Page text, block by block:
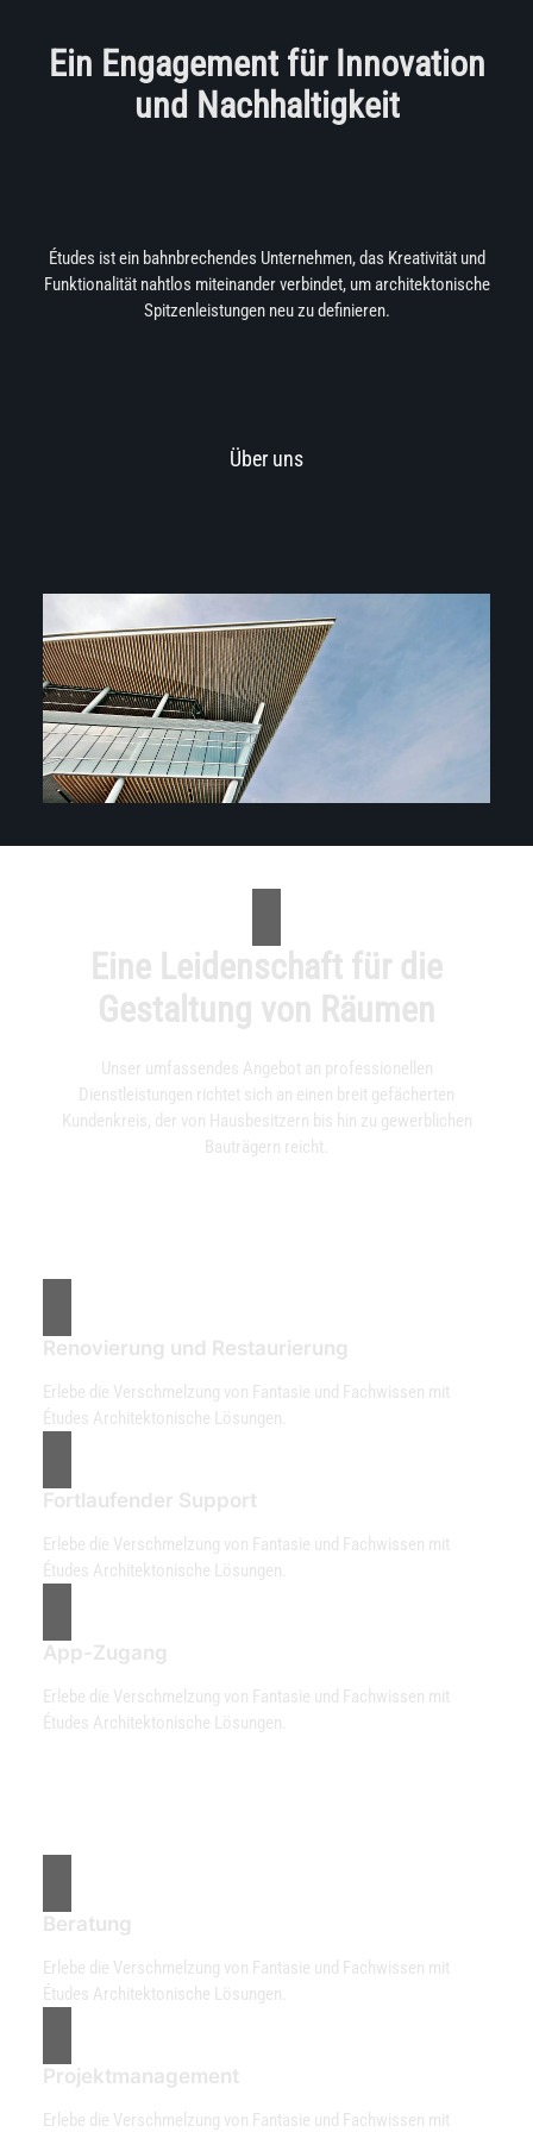
springenEin Engagement für Innovation
und Nachhaltigkeit
Études ist ein bahnbrechendes Unternehmen, das Kreativität und
Funktionalität nahtlos miteinander verbindet, um architektonische
Spitzenleistungen neu zu definieren.
Über uns
Eine Leidenschaft für die
Gestaltung von Räumen
Unser umfassendes Angebot an professionellen
Dienstleistungen richtet sich an einen breit gefächerten
Kundenkreis, der von Hausbesitzern bis hin zu gewerblichen
Bauträgern reicht.
Renovierung und Restaurierung
Erlebe die Verschmelzung von Fantasie und Fachwissen mit
Études Architektonische Lösungen.
Fortlaufender Support
Erlebe die Verschmelzung von Fantasie und Fachwissen mit
Études Architektonische Lösungen.
App-Zugang
Erlebe die Verschmelzung von Fantasie und Fachwissen mit
Études Architektonische Lösungen.
Beratung
Erlebe die Verschmelzung von Fantasie und Fachwissen mit
Études Architektonische Lösungen.
Projektmanagement
Erlebe die Verschmelzung von Fantasie und Fachwissen mit